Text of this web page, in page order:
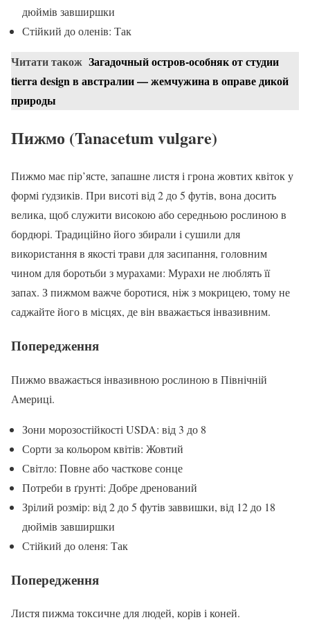
дюймів завширшки
Стійкий до оленів: Так
Читати також Загадочный остров-особняк от студии
tierra design в австралии — жемчужина в оправе дикой
природы
Пижмо (Tanacetum vulgare)
Пижмо має пір’ясте, запашне листя і грона жовтих квіток у
формі ґудзиків. При висоті від 2 до 5 футів, вона досить
велика, щоб служити високою або середньою рослиною в
бордюрі. Традиційно його збирали і сушили для
використання в якості трави для засипання, головним
чином для боротьби з мурахами: Мурахи не люблять її
запах. З пижмом важче боротися, ніж з мокрицею, тому не
саджайте його в місцях, де він вважається інвазивним.
Попередження
Пижмо вважається інвазивною рослиною в Північній
Америці.
Зони морозостійкості USDA: від 3 до 8
Сорти за кольором квітів: Жовтий
Світло: Повне або часткове сонце
Потреби в ґрунті: Добре дренований
Зрілий розмір: від 2 до 5 футів заввишки, від 12 до 18
дюймів завширшки
Стійкий до оленя: Так
Попередження
Листя пижма токсичне для людей, корів і коней.